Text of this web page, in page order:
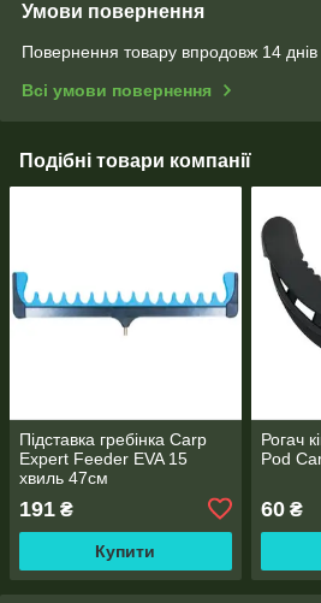
Умови повернення
Повернення товару впродовж 14 днів
Всі умови повернення
Подібні товари компанії
Підставка гребінка Carp
Expert Feeder EVA 15
хвиль 47см
191 ₴
Купити
Рогач
Pod
60₴